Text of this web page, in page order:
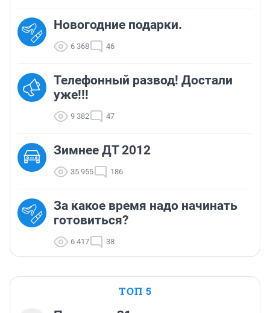
Новогодние подарки.
6 368 46
Телефонный развод! Достали
уже!!!
9 382 47
Зимнее ДТ 2012
35 955 186
За какое время надо начинать
готовиться?
6 417 38
ТОП 5